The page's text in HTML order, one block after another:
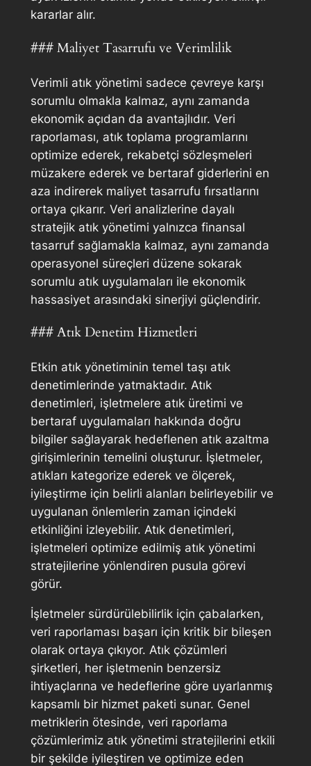
kararlar alır.
### Maliyet Tasarrufu ve Verimlilik
Verimli atık yönetimi sadece çevreye karşı
sorumlu olmakla kalmaz, aynı zamanda
ekonomik açıdan da avantajlıdır. Veri
raporlaması, atık toplama programlarını
optimize ederek, rekabetçi sözleşmeleri
müzakere ederek ve bertaraf giderlerini en
aza indirerek maliyet tasarrufu fırsatlarını
ortaya çıkarır. Veri analizlerine dayalı
stratejik atık yönetimi yalnızca finansal
tasarruf sağlamakla kalmaz, aynı zamanda
operasyonel süreçleri düzene sokarak
sorumlu atık uygulamaları ile ekonomik
hassasiyet arasındaki sinerjiyi güçlendirir.
### Atık Denetim Hizmetleri
Etkin atık yönetiminin temel taşı atık
denetimlerinde yatmaktadır. Atık
denetimleri, işletmelere atık üretimi ve
bertaraf uygulamaları hakkında doğru
bilgiler sağlayarak hedeflenen atık azaltma
girişimlerinin temelini oluşturur. İşletmeler,
atıkları kategorize ederek ve ölçerek,
iyileştirme için belirli alanları belirleyebilir ve
uygulanan önlemlerin zaman içindeki
etkinliğini izleyebilir. Atık denetimleri,
işletmeleri optimize edilmiş atık yönetimi
stratejilerine yönlendiren pusula görevi
görür.
İşletmeler sürdürülebilirlik için çabalarken,
veri raporlaması başarı için kritik bir bileşen
olarak ortaya çıkıyor. Atık çözümleri
şirketleri, her işletmenin benzersiz
ihtiyaçlarına ve hedeflerine göre uyarlanmış
kapsamlı bir hizmet paketi sunar. Genel
metriklerin ötesinde, veri raporlama
çözümlerimiz atık yönetimi stratejilerini etkili
bir şekilde iyileştiren ve optimize eden